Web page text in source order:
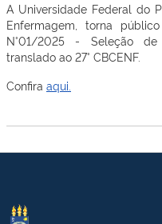
A Universidade Federal do
Enfermagem, torna
N°01/2025 - Seleção
translado ao 27° CBCENF.
Confira aqui.